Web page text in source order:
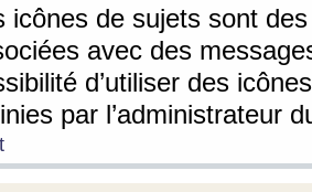
icônes de sujets sont
avec des
d’utiliser des
par l’administrateur